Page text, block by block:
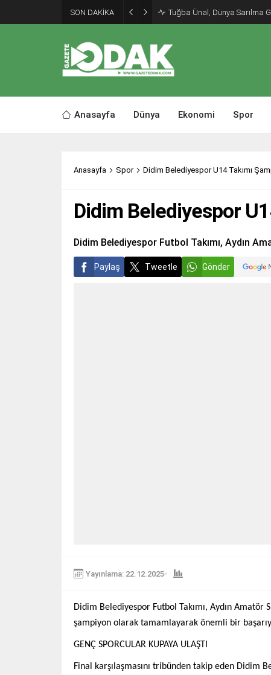
SON DAKİKA Tuğba Ünal, Dünya Sarılma
Anasayfa Dünya Ekonomi Spor
Anasayfa Spor Didim Belediyespor U14 Takımı
Didim Belediyespor
Didim Belediyespor Futbol Takımı, Aydın
Paylaş Tweetle Gönder
Yayınlama: 22.12.2025
Didim Belediyespor Futbol Takımı, Aydın Amatör
şampiyon olarak tamamlayarak önemli bir
GENÇ SPORCULAR KUPAYA ULAŞTI
Final karşılaşmasını tribünden takip eden Didim